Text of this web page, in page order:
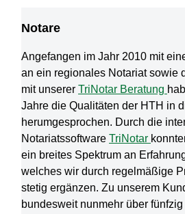
Notare
Angefangen im Jahr 2010 mit
an ein regionales Notariat sowie
mit unserer TriNotar Beratung
Jahre die Qualitäten der HTH in
herumgesprochen. Durch die
Notariatssoftware TriNotar
ein breites Spektrum an
welches wir durch regelmäßige
stetig ergänzen. Zu unserem
bundesweit nunmehr über